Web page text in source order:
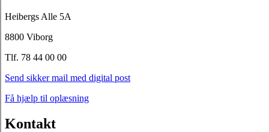
Heibergs Alle 5A
8800 Viborg
Tlf. 78 44 00 00
Send sikker mail med digital post
Få hjælp til oplæsning
Kontakt